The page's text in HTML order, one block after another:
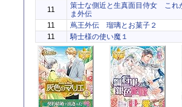
11
策士な側近と生真面目侍女 これ
ま外伝
11
蔦王外伝 瑠璃とお菓子２
11
騎士様の使い魔１